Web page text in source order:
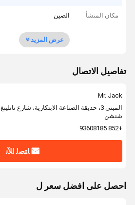
مكان المنشأ الصين
عرض المزيد
تفاصيل الاتصال
Mr. Jack
المبنى 3، حديقة الصناعة الابتكارية، شارع
شنشن
+852 93608185
ﺎﺘﺼﻟ ﺍﻶﻧ
احصل على افضل سعر ل